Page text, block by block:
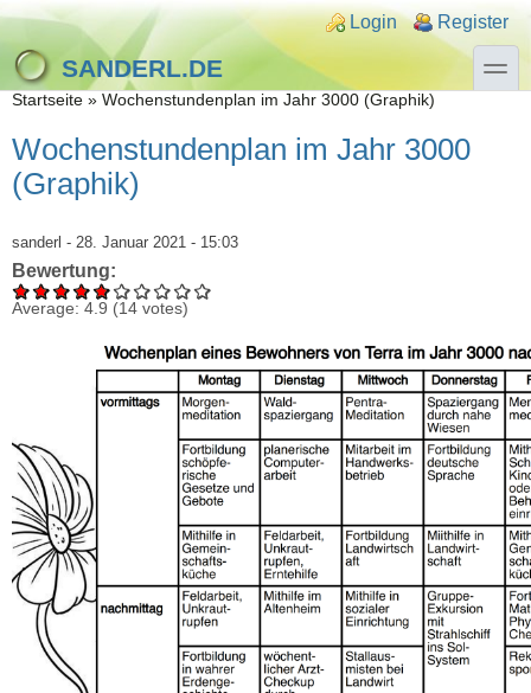
Direkt zum Inhalt
Skip to search
Login links
Login Register
SANDERL.DE
toggle
Sie sind hier
Startseite » Wochenstundenplan im Jahr 3000 (Graphik)
Wochenstundenplan im Jahr 3000
(Graphik)
sanderl - 28. Januar 2021 - 15:03
Bewertung:
Average: 4.9 (14 votes)